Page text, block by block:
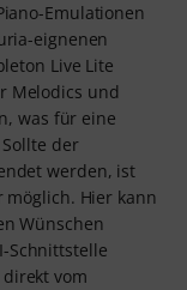
Emulationen
eignenen
Live Lite
Melodics und
was für eine
der
werden, ist
möglich. Hier kann
Wünschen
Schnittstelle
vom